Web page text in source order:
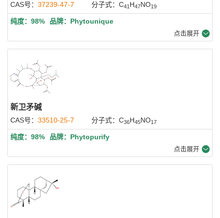
CAS号： 37239-47-7 分子式：C41 H47NO19
纯度：98% 品牌：Phytounique
点击展开
新卫矛碱
CAS号： 33510-25-7 分子式：C36H45NO17
纯度：98% 品牌：Phytopurify
点击展开